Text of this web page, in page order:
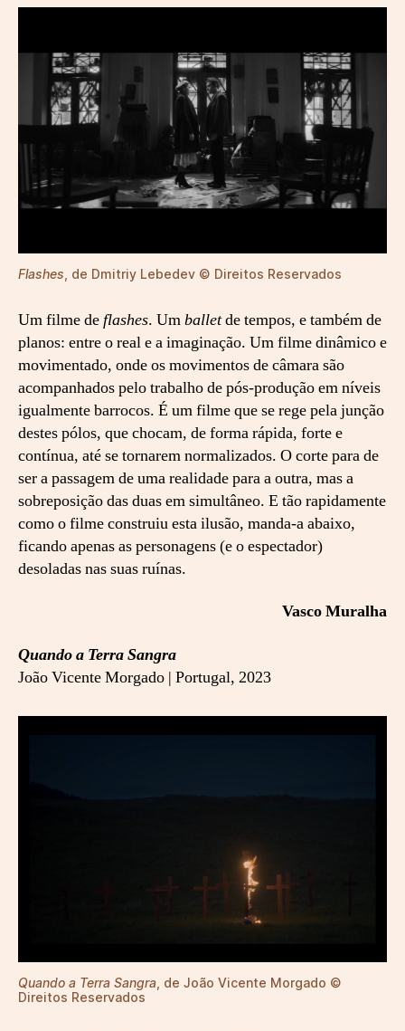
Flashes , de Dmitriy Lebedev © Direitos Reservados
Um filme deflashes. Umballetde tempos, e também de
planos: entre o real e a imaginação. Um filme dinâmico e
movimentado, onde os movimentos de câmara são
acompanhados pelo trabalho de pós-produção em níveis
igualmente barrocos. É um filme que se rege pela junção
destes pólos, que chocam, de forma rápida, forte e
contínua, até se tornarem normalizados. O corte para de
ser a passagem de uma realidade para a outra, mas a
sobreposição das duas em simultâneo. E tão rapidamente
como o filme construiu esta ilusão, manda-a abaixo,
ficando apenas as personagens (e o espectador)
desoladas nas suas ruínas.
Vasco Muralha
Quando a Terra Sangra
João Vicente Morgado | Portugal, 2023
Quando a Terra Sangra , de João Vicente Morgado ©
Direitos Reservados